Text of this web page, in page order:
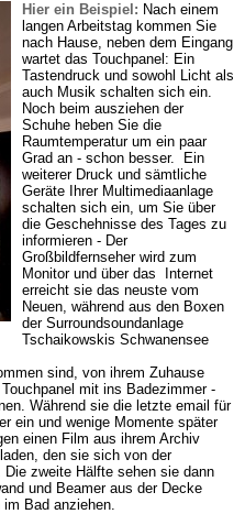
Hier ein Beispiel: Nach einem
langen Arbeitstag kommen Sie
nach Hause, neben dem Eingang
wartet das Touchpanel: Ein
Tastendruck und sowohl Licht als
auch Musik schalten sich ein.
Noch beim ausziehen der
Schuhe heben Sie die
Raumtemperatur um ein paar
Grad an - schon besser.  Ein
weiterer Druck und sämtliche
Geräte Ihrer Multimediaanlage
schalten sich ein, um Sie über
die Geschehnisse des Tages zu
informieren - Der
Großbildfernseher wird zum
Monitor und über das  Internet
erreicht sie das neuste vom
Neuen, während aus den Boxen
der Surroundsoundanlage
Tschaikowskis Schwanensee
sind, von ihrem Zuhause
mit ins Badezimmer -
Während sie die letzte email für
ein und wenige Momente später
einen Film aus ihrem Archiv
den sie sich von der
zweite Hälfte sehen sie dann
und Beamer aus der Decke
Bad anziehen.